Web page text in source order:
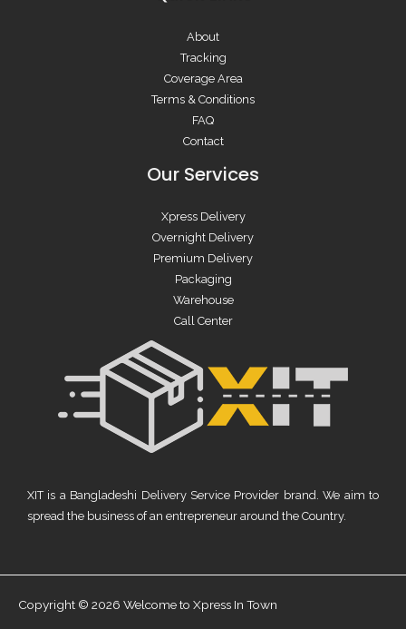
About
Tracking
Coverage Area
Terms & Conditions
FAQ
Contact
Our Services
Xpress Delivery
Overnight Delivery
Premium Delivery
Packaging
Warehouse
Call Center
XIT is a Bangladeshi Delivery Service Provider brand. We aim to
spread the business of an entrepreneur around the Country.
Copyright © 2026 Welcome to Xpress In Town